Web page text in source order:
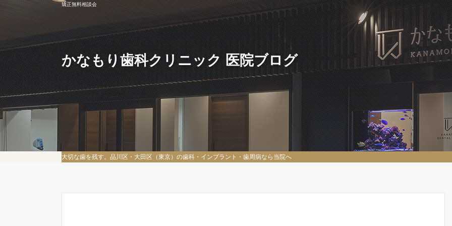
矯正無料相談会
かなもり歯科クリニック 医院ブログ
大切な歯を残す。品川区・大田区（東京）の歯科・インプラント・歯周病なら当院へ